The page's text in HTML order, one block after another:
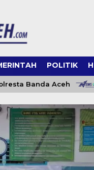
POLITIK
Banda Aceh